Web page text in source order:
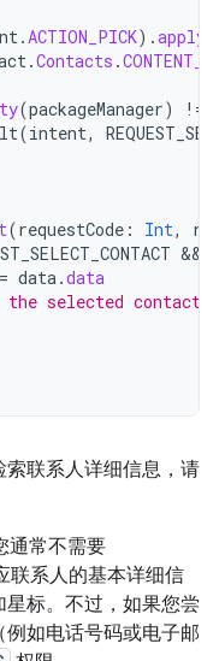
.ACTION_PICK).apply
.Contacts .
(packageManager) !=
(intent,
(requestCode : Int,
&&
= data.data
the selected contact
索联系人详细信息，请
通常不需要
联系人的基本详细信
标。不过，如果您尝
（例如电话号码或电子邮